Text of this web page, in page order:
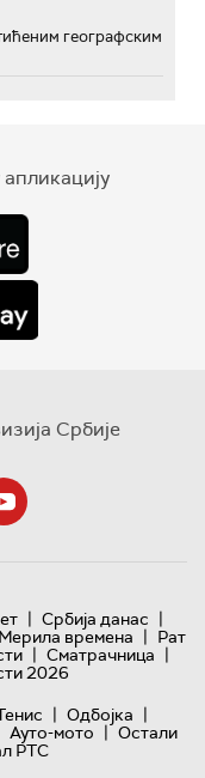
географским
Србије
| Србија данас |
Мерила времена | Рат
| Сматрачница |
2026
| Одбојка |
Ауто-мото | Остали
РТС